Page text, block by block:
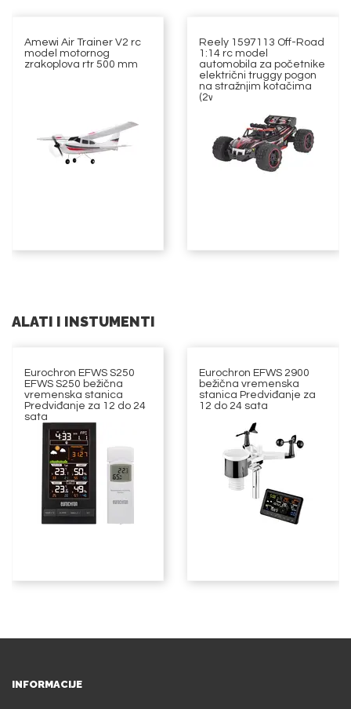
Amewi Air Trainer V2 rc
model motornog
zrakoplova rtr 500 mm
Reely 1597113 Off-Road
1:14 rc model
automobila za početnike
električni truggy pogon
na stražnjim kotačima
(2wd)
ALATI I INSTUMENTI
Eurochron EFWS S250
EFWS S250 bežična
vremenska stanica
Predviđanje za 12 do 24
sata
Eurochron EFWS 2900
bežična vremenska
stanica Predviđanje za
12 do 24 sata
INFORMACIJE